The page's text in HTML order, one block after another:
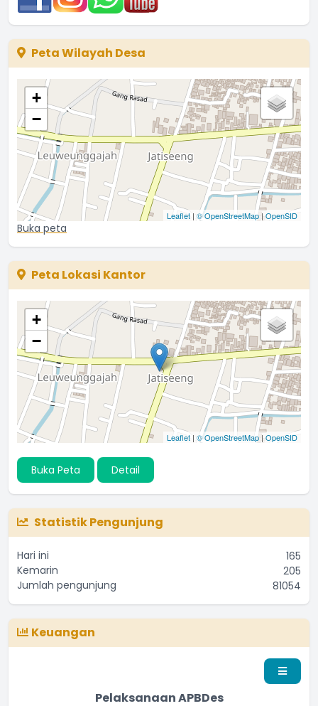
Peta Wilayah Desa
+
−
Leaflet | © OpenStreetMap | OpenSID
Buka peta
Peta Lokasi Kantor
+
−
Leaflet | © OpenStreetMap | OpenSID
Buka Peta Detail
Statistik Pengunjung
Hari ini
165
Kemarin
205
Jumlah pengunjung
81054
Keuangan
Pelaksanaan APBDes